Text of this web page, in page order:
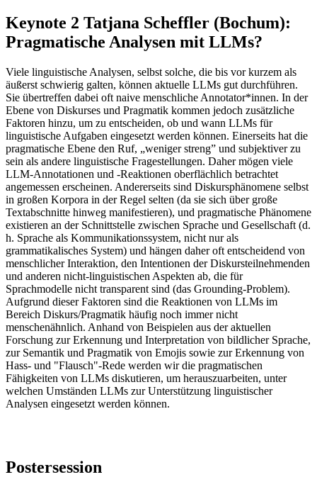
Keynote 2 Tatjana Scheffler (Bochum):
Pragmatische Analysen mit LLMs?
Viele linguistische Analysen, selbst solche, die bis vor kurzem als
äußerst schwierig galten, können aktuelle LLMs gut durchführen.
Sie übertreffen dabei oft naive menschliche Annotator*innen. In der
Ebene von Diskurses und Pragmatik kommen jedoch zusätzliche
Faktoren hinzu, um zu entscheiden, ob und wann LLMs für
linguistische Aufgaben eingesetzt werden können. Einerseits hat die
pragmatische Ebene den Ruf, „weniger streng” und subjektiver zu
sein als andere linguistische Fragestellungen. Daher mögen viele
LLM-Annotationen und -Reaktionen oberflächlich betrachtet
angemessen erscheinen. Andererseits sind Diskursphänomene selbst
in großen Korpora in der Regel selten (da sie sich über große
Textabschnitte hinweg manifestieren), und pragmatische Phänomene
existieren an der Schnittstelle zwischen Sprache und Gesellschaft (d.
h. Sprache als Kommunikationssystem, nicht nur als
grammatikalisches System) und hängen daher oft entscheidend von
menschlicher Interaktion, den Intentionen der Diskursteilnehmenden
und anderen nicht-linguistischen Aspekten ab, die für
Sprachmodelle nicht transparent sind (das Grounding-Problem).
Aufgrund dieser Faktoren sind die Reaktionen von LLMs im
Bereich Diskurs/Pragmatik häufig noch immer nicht
menschenähnlich. Anhand von Beispielen aus der aktuellen
Forschung zur Erkennung und Interpretation von bildlicher Sprache,
zur Semantik und Pragmatik von Emojis sowie zur Erkennung von
Hass- und "Flausch"-Rede werden wir die pragmatischen
Fähigkeiten von LLMs diskutieren, um herauszuarbeiten, unter
welchen Umständen LLMs zur Unterstützung linguistischer
Analysen eingesetzt werden können.
Postersession